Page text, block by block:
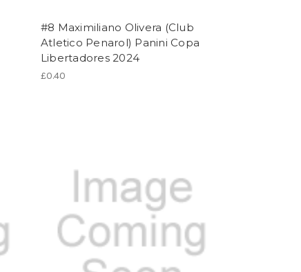
#8 Maximiliano Olivera (Club
Atletico Penarol) Panini Copa
Libertadores 2024
£0.40